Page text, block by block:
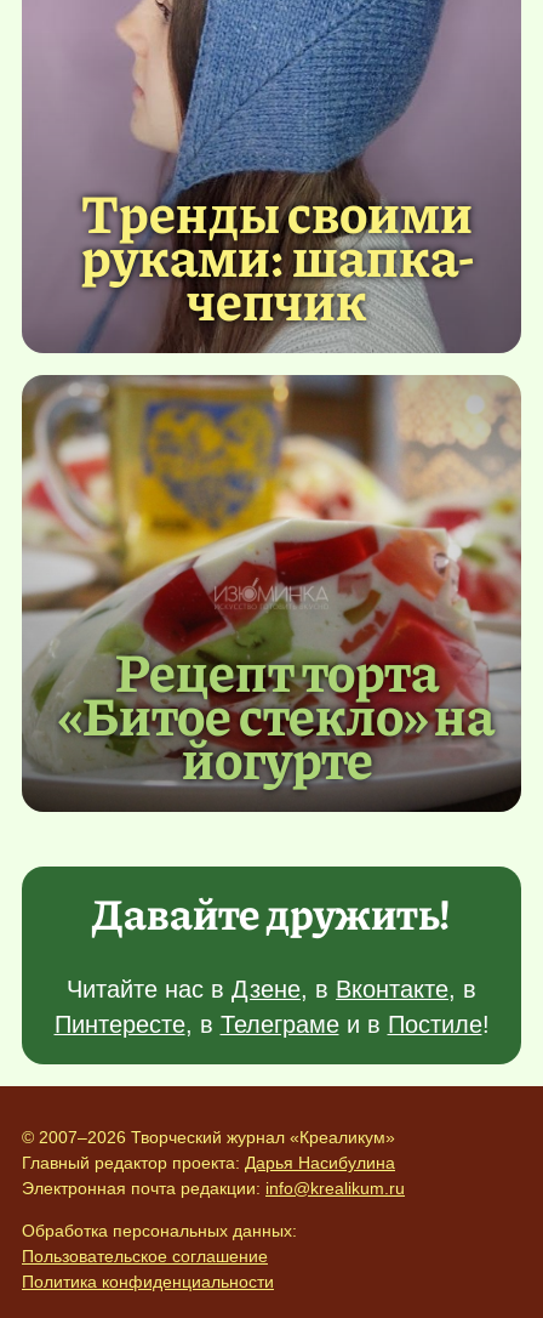
Тренды своими
руками: шапка-
чепчик
Рецепт торта
«Битое стекло» на
йогурте
Давайте дружить!
Читайте нас в Дзене, в Вконтакте, в
Пинтересте, в Телеграмеи в Постиле!
© 2007–2026 Творческий журнал «Креаликум»
Главный редактор проекта: Дарья Насибулина
Электронная почта редакции: info@krealikum.ru
Обработка персональных данных:
Пользовательское соглашение
Политика конфиденциальности